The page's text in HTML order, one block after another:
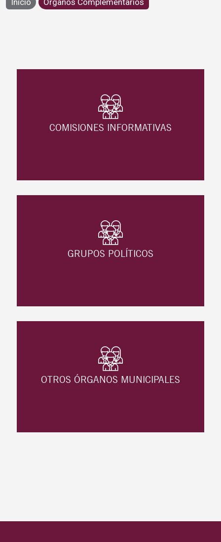
Inicio Órganos Complementarios
COMISIONES INFORMATIVAS
GRUPOS POLÍTICOS
OTROS ÓRGANOS MUNICIPALES